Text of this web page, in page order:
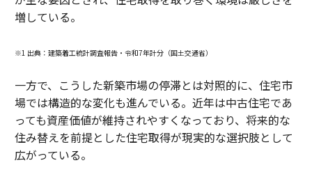
増している。
※1 出典：建築着工統計調査報告・令和7年計分（国土交通省）
一方で、こうした新築市場の停滞とは対照的に、住宅市
場では構造的な変化も進んでいる。近年は中古住宅であ
っても資産価値が維持されやすくなっており、将来的な
住み替えを前提とした住宅取得が現実的な選択肢として
広がっている。